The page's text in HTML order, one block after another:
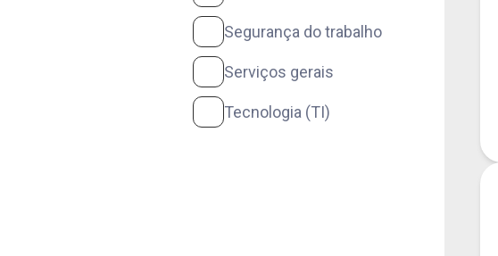
Segurança do trabalho
Serviços gerais
Tecnologia (TI)